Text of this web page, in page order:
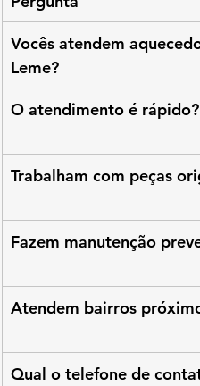
Vocês atendem
Leme?
O atendimento é rápido?
Trabalham com peças
Fazem manutenção
Atendem bairros
Qual o telefone de